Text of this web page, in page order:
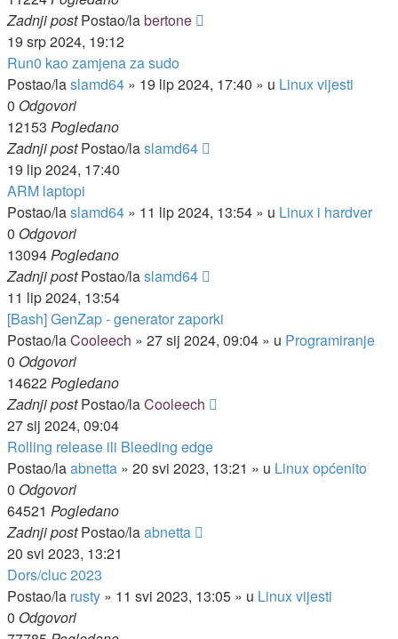
Zadnji postPostao/labertone
19 srp 2024, 19:12
Run0 kao zamjena za sudo
Postao/laslamd64 » 19 lip 2024, 17:40 » u Linux vijesti
0 Odgovori
12153 Pogledano
Zadnji postPostao/laslamd64
19 lip 2024, 17:40
ARM laptopi
Postao/laslamd64 » 11 lip 2024, 13:54 » u Linux i hardver
0 Odgovori
13094Pogledano
Zadnji postPostao/laslamd64
11 lip 2024, 13:54
[Bash] GenZap - generator zaporki
Postao/laCooleech » 27 sij 2024, 09:04 » u Programiranje
0 Odgovori
14622Pogledano
Zadnji postPostao/laCooleech
27 sij 2024, 09:04
Rolling release ili Bleeding edge
Postao/laabnetta » 20 svi 2023, 13:21 » u Linux općenito
0 Odgovori
64521 Pogledano
Zadnji postPostao/laabnetta
20 svi 2023, 13:21
Dors/cluc 2023
Postao/la rusty » 11 svi 2023, 13:05 » u Linux vijesti
0 Odgovori